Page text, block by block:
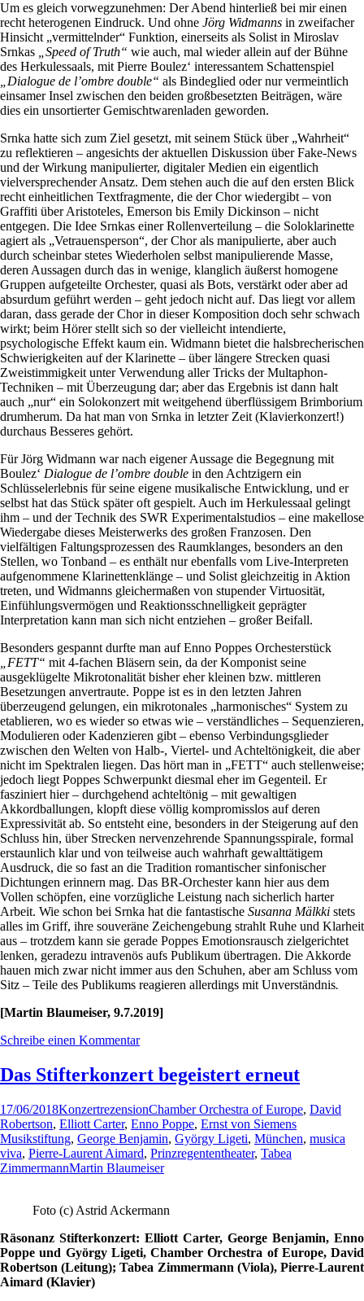
Um es gleich vorwegzunehmen: Der Abend hinterließ bei mir einen
recht heterogenen Eindruck. Und ohne Jörg Widmanns in zweifacher
Hinsicht „vermittelnder“ Funktion, einerseits als Solist in Miroslav
Srnkas
„Speed of Truth“ wie auch, mal wieder allein auf der Bühne
des Herkulessaals, mit Pierre Boulez‘ interessantem Schattenspiel
„Dialogue de l’ombre double“ als Bindeglied oder nur vermeintlich
einsamer Insel zwischen den beiden großbesetzten Beiträgen, wäre
dies ein unsortierter Gemischtwarenladen geworden.
Srnka hatte sich zum Ziel gesetzt, mit seinem Stück über „Wahrheit“
zu reflektieren – angesichts der aktuellen Diskussion über Fake-News
und der Wirkung manipulierter, digitaler Medien ein eigentlich
vielversprechender Ansatz. Dem stehen auch die auf den ersten Blick
recht einheitlichen Textfragmente, die der Chor wiedergibt – von
Graffiti über Aristoteles, Emerson bis Emily Dickinson – nicht
entgegen. Die Idee Srnkas einer Rollenverteilung – die Soloklarinette
agiert als „Vetrauensperson“, der Chor als manipulierte, aber auch
durch scheinbar stetes Wiederholen selbst manipulierende Masse,
deren Aussagen durch das in wenige, klanglich äußerst homogene
Gruppen aufgeteilte Orchester, quasi als Bots, verstärkt oder aber ad
absurdum geführt werden – geht jedoch nicht auf. Das liegt vor allem
daran, dass gerade der Chor in dieser Komposition doch sehr schwach
wirkt; beim Hörer stellt sich so der vielleicht intendierte,
psychologische Effekt kaum ein. Widmann bietet die halsbrecherischen
Schwierigkeiten auf der Klarinette – über längere Strecken quasi
Zweistimmigkeit unter Verwendung aller Tricks der Multaphon-
Techniken – mit Überzeugung dar; aber das Ergebnis ist dann halt
auch „nur“ ein Solokonzert mit weitgehend überflüssigem Brimborium
drumherum. Da hat man von Srnka in letzter Zeit (Klavierkonzert!)
durchaus Besseres gehört.
Für Jörg Widmann war nach eigener Aussage die Begegnung mit
Boulez‘ Dialogue de l’ombre double in den Achtzigern ein
Schlüsselerlebnis für seine eigene musikalische Entwicklung, und er
selbst hat das Stück später oft gespielt. Auch im Herkulessaal gelingt
ihm – und der Technik des SWR Experimentalstudios – eine makellose
Wiedergabe dieses Meisterwerks des großen Franzosen. Den
vielfältigen Faltungsprozessen des Raumklanges, besonders an den
Stellen, wo Tonband – es enthält nur ebenfalls vom Live-Interpreten
aufgenommene Klarinettenklänge – und Solist gleichzeitig in Aktion
treten, und Widmanns gleichermaßen von stupender Virtuosität,
Einfühlungsvermögen und Reaktionsschnelligkeit geprägter
Interpretation kann man sich nicht entziehen – großer Beifall.
Besonders gespannt durfte man auf Enno Poppes Orchesterstück
„FETT“ mit 4-fachen Bläsern sein, da der Komponist seine
ausgeklügelte Mikrotonalität bisher eher kleinen bzw. mittleren
Besetzungen anvertraute. Poppe ist es in den letzten Jahren
überzeugend gelungen, ein mikrotonales „harmonisches“ System zu
etablieren, wo es wieder so etwas wie – verständliches – Sequenzieren,
Modulieren oder Kadenzieren gibt – ebenso Verbindungsglieder
zwischen den Welten von Halb-, Viertel- und Achteltönigkeit, die aber
nicht im Spektralen liegen. Das hört man in „FETT“ auch stellenweise;
jedoch liegt Poppes Schwerpunkt diesmal eher im Gegenteil. Er
fasziniert hier – durchgehend achteltönig – mit gewaltigen
Akkordballungen, klopft diese völlig kompromisslos auf deren
Expressivität ab. So entsteht eine, besonders in der Steigerung auf den
Schluss hin, über Strecken nervenzehrende Spannungsspirale, formal
erstaunlich klar und von teilweise auch wahrhaft gewalttätigem
Ausdruck, die so fast an die Tradition romantischer sinfonischer
Dichtungen erinnern mag. Das BR-Orchester kann hier aus dem
Vollen schöpfen, eine vorzügliche Leistung nach sicherlich harter
Arbeit. Wie schon bei Srnka hat die fantastische Susanna Mälkki stets
alles im Griff, ihre souveräne Zeichengebung strahlt Ruhe und Klarheit
aus – trotzdem kann sie gerade Poppes Emotionsrausch zielgerichtet
lenken, geradezu intravenös aufs Publikum übertragen. Die Akkorde
hauen mich zwar nicht immer aus den Schuhen, aber am Schluss vom
Sitz – Teile des Publikums reagieren allerdings mit Unverständnis.
[Martin Blaumeiser, 9.7.2019]
Schreibe einen Kommentar
Das Stifterkonzert begeistert erneut
17/06/2018KonzertrezensionChamber Orchestra of Europe, David
Robertson, Elliott Carter, Enno Poppe, Ernst von Siemens
Musikstiftung, George Benjamin, György Ligeti, München, musica
viva, Pierre-Laurent Aimard, Prinzregententheater, Tabea
ZimmermannMartin Blaumeiser
Foto (c) Astrid Ackermann
Räsonanz Stifterkonzert: Elliott Carter, George Benjamin, Enno
Poppe und György Ligeti, Chamber Orchestra of Europe, David
Robertson (Leitung); Tabea Zimmermann (Viola), Pierre-Laurent
Aimard (Klavier)